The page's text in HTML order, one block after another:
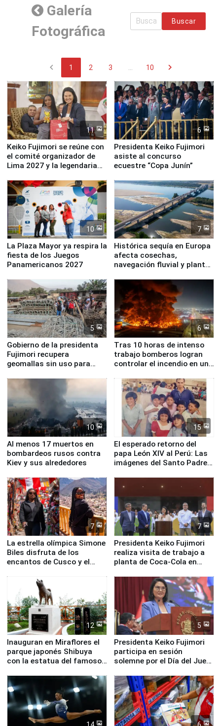
Galería
Fotográfica
Buscar
chevron_left 1 2 3 10 chevron_right
11
Keiko Fujimori se reúne con
el comité organizador de
Lima 2027 y la legendaria
6
Presidenta Keiko Fujimori
asiste al concurso
ecuestre “Copa Junín”
10
La Plaza Mayor ya respira la
fiesta de los Juegos
Panamericanos 2027
7
Histórica sequía en Europa
afecta cosechas,
navegación fluvial y plantas
5
Gobierno de la presidenta
Fujimori recupera
geomallas sin uso para
Fenómeno El Niño
6
Tras 10 horas de intenso
trabajo bomberos logran
controlar el incendio en una
de Chile
10
Al menos 17 muertos en
bombardeos rusos contra
Kiev y sus alrededores
15
El esperado retorno del
papa León XIV al Perú: Las
imágenes del Santo Padre
7
La estrella olímpica Simone
Biles disfruta de los
encantos de Cusco y el
7
Presidenta Keiko Fujimori
realiza visita de trabajo a
planta de Coca-Cola en
12
Inauguran en Miraflores el
parque japonés Shibuya
con la estatua del famoso
5
Presidenta Keiko Fujimori
participa en sesión
solemne por el Día del Juez
14 6